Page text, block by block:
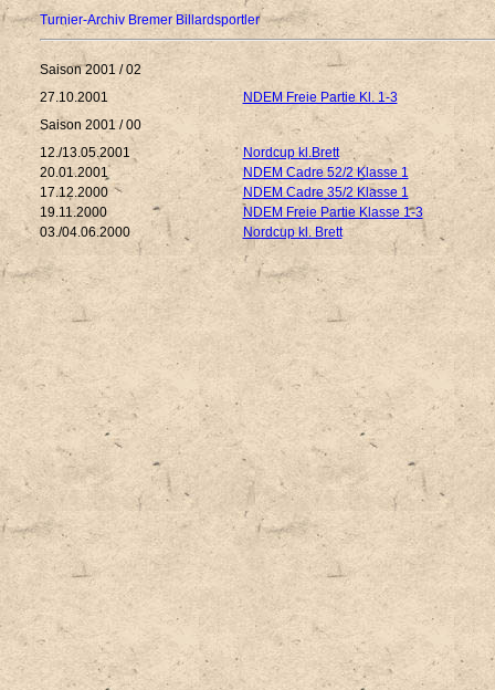
Turnier-Archiv Bremer Billardsportler
Saison 2001 / 02
27.10.2001
NDEM Freie Partie Kl. 1-3
Saison 2001 / 00
12./13.05.2001
Nordcup kl.Brett
20.01.2001
NDEM Cadre 52/2 Klasse 1
17.12.2000
NDEM Cadre 35/2 Klasse 1
19.11.2000
NDEM Freie Partie Klasse 1-3
03./04.06.2000
Nordcup kl. Brett